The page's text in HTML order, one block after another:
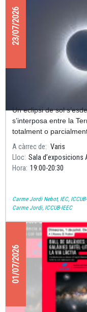
23/07/2026
CONFERÈNCIA
Un eclipsi de sol
s’interposa entre la
totalment o
A càrrec de
Varis
Lloc Sala d’exposicions
Hora 19:00 20:30
Carme Jordi Nebot, IEC,
Carme Jordi, ICCUB-IEEC
01/07/2026